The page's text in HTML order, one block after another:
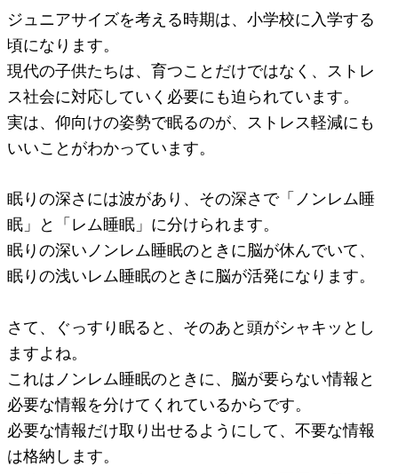
ジュニアサイズを考える時期は、小学校に入学する
頃になります。
現代の子供たちは、育つことだけではなく、ストレ
ス社会に対応していく必要にも迫られています。
実は、仰向けの姿勢で眠るのが、ストレス軽減にも
いいことがわかっています。
眠りの深さには波があり、その深さで「ノンレム睡
眠」と「レム睡眠」に分けられます。
眠りの深いノンレム睡眠のときに脳が休んでいて、
眠りの浅いレム睡眠のときに脳が活発になります。
さて、ぐっすり眠ると、そのあと頭がシャキッとし
ますよね。
これはノンレム睡眠のときに、脳が要らない情報と
必要な情報を分けてくれているからです。
必要な情報だけ取り出せるようにして、不要な情報
は格納します。